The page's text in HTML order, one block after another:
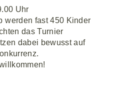
Uhr
werden fast 450 Kinder
das Turnier
dabei bewusst auf